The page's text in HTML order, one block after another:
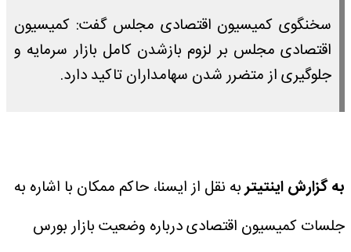
سخنگوی کمیسیون اقتصادی مجلس گفت: کمیسیون
اقتصادی مجلس بر لزوم بازشدن کامل بازار سرمایه و
جلوگیری از متضرر شدن سهامداران تاکید دارد.
به گزارش اینتیتربه نقل از ایسنا، حاکم ممکان با اشاره به
جلسات کمیسیون اقتصادی درباره وضعیت بازار بورس